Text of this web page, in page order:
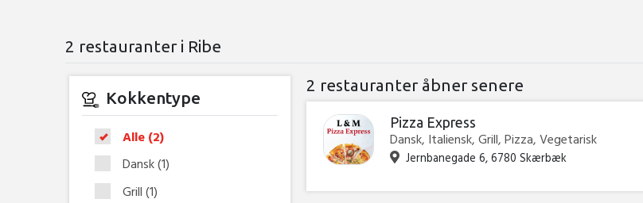
2 restauranter i Ribe
Kokkentype
Alle (2)
Dansk(1)
Grill (1)
2 restauranter åbner senere
Pizza Express
Dansk, Italiensk, Grill, Pizza, Vegetarisk
Jernbanegade 6, 6780 Skærbæk